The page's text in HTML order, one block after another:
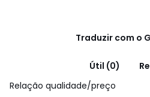
Traduzir com o
Útil (0)
Relação qualidade/preço